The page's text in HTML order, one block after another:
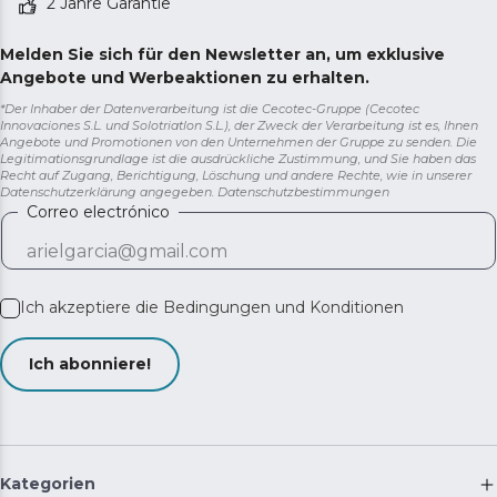
Melden Sie sich für den Newsletter an, um exklusive
Angebote und Werbeaktionen zu erhalten.
*Der Inhaber der Datenverarbeitung ist die Cecotec-Gruppe (Cecotec
Innovaciones S.L. und Solotriatlon S.L.), der Zweck der Verarbeitung ist es, Ihnen
Angebote und Promotionen von den Unternehmen der Gruppe zu senden. Die
Legitimationsgrundlage ist die ausdrückliche Zustimmung, und Sie haben das
Recht auf Zugang, Berichtigung, Löschung und andere Rechte, wie in unserer
Datenschutzerklärung angegeben. Datenschutzbestimmungen
Correo electrónico
Ich akzeptiere die Bedingungen und Konditionen
Ich abonniere!
Kategorien